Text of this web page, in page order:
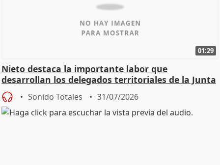
01:29
Nieto destaca la importante labor que
desarrollan los delegados territoriales de la Junta
Sonido Totales 31/07/2026